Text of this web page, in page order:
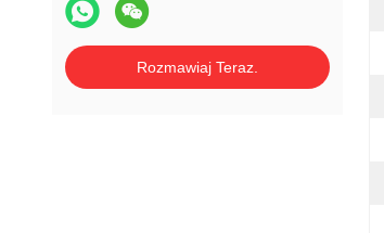
Rozmawiaj Teraz.